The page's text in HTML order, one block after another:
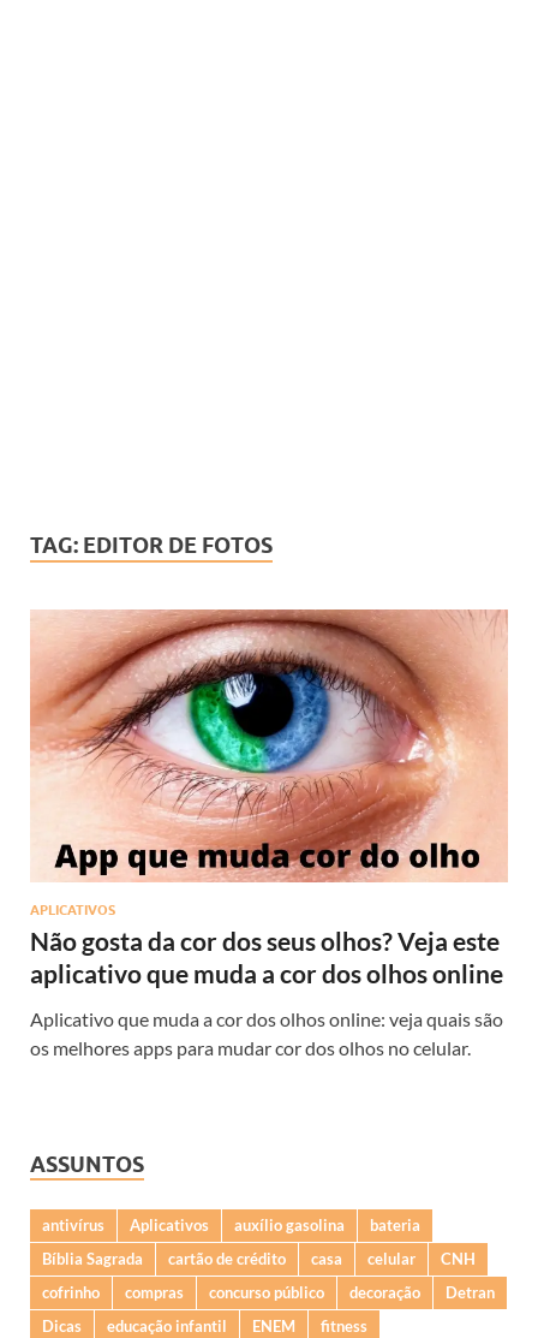
TAG: EDITOR DE FOTOS
APLICATIVOS
Não gosta da cor dos seus olhos? Veja este
aplicativo que muda a cor dos olhos online
Aplicativo que muda a cor dos olhos online: veja quais são
os melhores apps para mudar cor dos olhos no celular.
ASSUNTOS
antivírus Aplicativos auxílio gasolina
bateria
Bíblia Sagrada
cartão de crédito casa celular
CNH
cofrinho
compras concurso público decoração
Detran
Dicas
educação infantil ENEM
fitness